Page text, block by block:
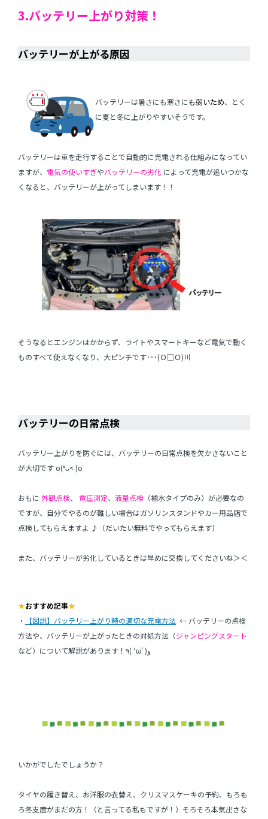
3.バッテリー上がり対策！
バッテリーが上がる原因
バッテリーは暑さにも寒さにも弱いため、とく
に夏と冬に上がりやすいそうです。
バッテリーは車を走行することで自動的に充電される仕組みになってい
ますが、 電気の使いすぎやバッテリーの劣化 によって充電が追いつかな
くなると、バッテリーが上がってしまいます！！
そうなるとエンジンはかからず、ライトやスマートキーなど電気で動く
ものすべて使えなくなり、大ピンチです･･･(Ｏ□Ｏ) 〣
バッテリーの日常点検
バッテリー上がりを防ぐには、バッテリーの日常点検を欠かさないこと
が大切です o(❛ᴗ˂ )o
おもに 外観点検、 電圧測定、 液量点検 （補水タイプのみ）が必要なの
ですが、自分でやるのが難しい場合はガソリンスタンドやカー用品店で
点検してもらえますよ ♪（だいたい無料でやってもらえます）
また、バッテリーが劣化しているときは早めに交換してくださいね＞＜
★おすすめ記事★
・
【図説】バッテリー上がり時の適切な充電方法 ← バッテリーの点検
方法や、バッテリーが上がったときの対処方法（ジャンピングスタート
など）について解説があります！٩( ‘ω’ )و
いかがでしたでしょうか？
タイヤの履き替え、お洋服の衣替え、クリスマスケーキの予約、もろも
ろ冬支度がまだの方！（と言ってる私もですが！）そろそろ本気出さな